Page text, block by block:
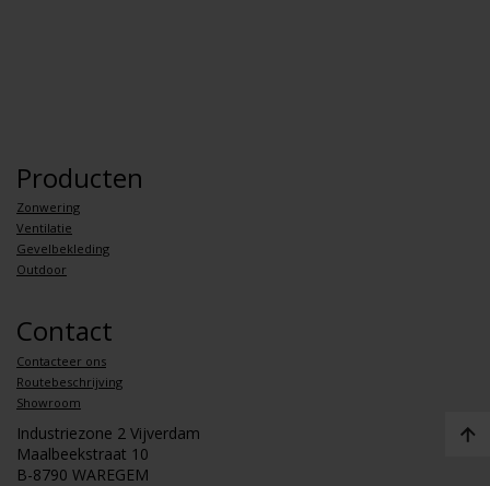
Producten
Zonwering
Ventilatie
Gevelbekleding
Outdoor
Contact
Contacteer ons
Routebeschrijving
Showroom
Industriezone 2 Vijverdam
Maalbeekstraat 10
B-8790 WAREGEM